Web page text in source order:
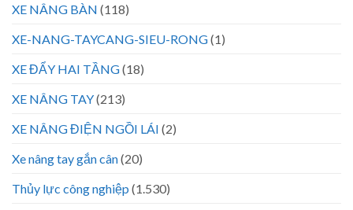
XE NÂNG BÀN (118)
XE-NANG-TAYCANG-SIEU-RONG(1)
XE ĐẨY HAI TẦNG(18)
XE NÂNG TAY(213)
XE NÂNG ĐIỆN NGỒI LÁI (2)
Xe nâng tay gắn cân(20)
Thủy lực công nghiệp (1.530)